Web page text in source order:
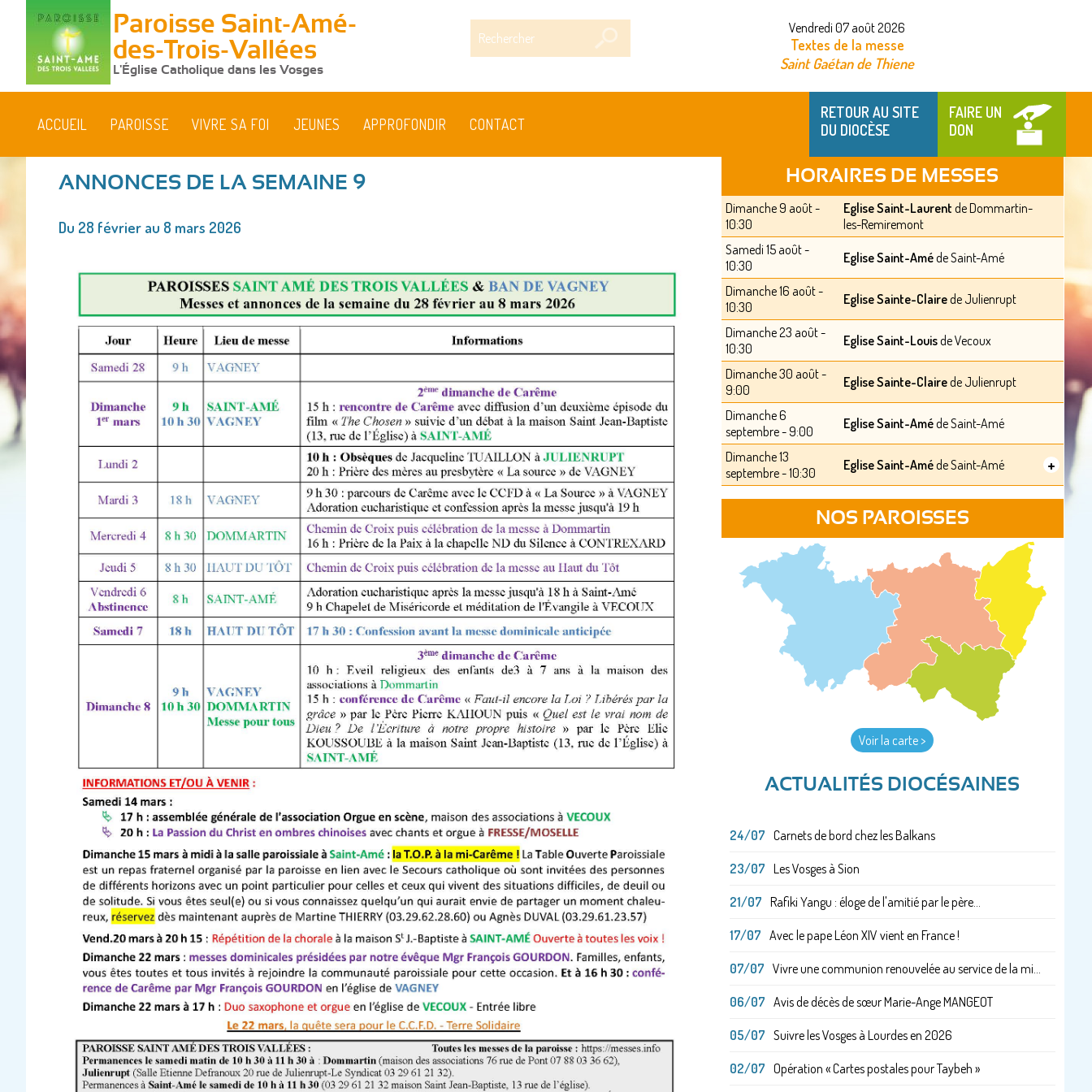
Paroisse Saint-Amé-
des-Trois-Vallées
L'Église Catholique dans les Vosges
Vendredi 07 août 2026
Textes de la messe
Saint Gaétan de Thiene
RETOUR AU SITE
DU DIOCÈSE
FAIRE UN
DON
ACCUEIL PAROISSE VIVRE SA FOI JEUNES APPROFONDIR CONTACT
êtes
ANNONCES DE LA SEMAINE 9
Du 28 février au 8 mars 2026
HORAIRES DE MESSES
Dimanche 9 août -
10:30
Eglise Saint-Laurent de Dommartin-
les-Remiremont
Samedi 15 août -
10:30
Eglise Saint-Améde Saint-Amé
Dimanche 16 août -
10:30
Eglise Sainte-Clairede Julienrupt
Dimanche 23 août -
10:30
Eglise Saint-Louisde Vecoux
Dimanche 30 août -
9:00
Eglise Sainte-Clairede Julienrupt
Dimanche 6
septembre - 9:00
Eglise Saint-Améde Saint-Amé
Dimanche 13
septembre - 10:30
Eglise Saint-Améde Saint-Amé +
NOS PAROISSES
Voir la carte >
ACTUALITÉS DIOCÉSAINES
24/07 Carnets de bord chez les Balkans
23/07 Les Vosges à Sion
21/07 Rafiki Yangu : éloge de l'amitié par le père...
17/07 Avec le pape Léon XIV vient en France !
07/07 Vivre une communion renouvelée au service de la mi...
06/07 Avis de décès de sœur Marie-Ange MANGEOT
05/07 Suivre les Vosges à Lourdes en 2026
02/07 Opération « Cartes postales pour Taybeh »